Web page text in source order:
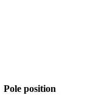
Pole position